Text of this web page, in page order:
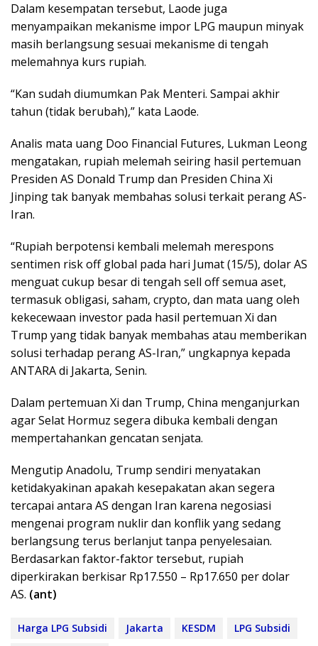
Dalam kesempatan tersebut, Laode juga
menyampaikan mekanisme impor LPG maupun minyak
masih berlangsung sesuai mekanisme di tengah
melemahnya kurs rupiah.
“Kan sudah diumumkan Pak Menteri. Sampai akhir
tahun (tidak berubah),” kata Laode.
Analis mata uang Doo Financial Futures, Lukman Leong
mengatakan, rupiah melemah seiring hasil pertemuan
Presiden AS Donald Trump dan Presiden China Xi
Jinping tak banyak membahas solusi terkait perang AS-
Iran.
“Rupiah berpotensi kembali melemah merespons
sentimen risk off global pada hari Jumat (15/5), dolar AS
menguat cukup besar di tengah sell off semua aset,
termasuk obligasi, saham, crypto, dan mata uang oleh
kekecewaan investor pada hasil pertemuan Xi dan
Trump yang tidak banyak membahas atau memberikan
solusi terhadap perang AS-Iran,” ungkapnya kepada
ANTARA di Jakarta, Senin.
Dalam pertemuan Xi dan Trump, China menganjurkan
agar Selat Hormuz segera dibuka kembali dengan
mempertahankan gencatan senjata.
Mengutip Anadolu, Trump sendiri menyatakan
ketidakyakinan apakah kesepakatan akan segera
tercapai antara AS dengan Iran karena negosiasi
mengenai program nuklir dan konflik yang sedang
berlangsung terus berlanjut tanpa penyelesaian.
Berdasarkan faktor-faktor tersebut, rupiah
diperkirakan berkisar Rp17.550 – Rp17.650 per dolar
AS. (ant)
Harga LPG Subsidi Jakarta KESDM
LPG Subsidi